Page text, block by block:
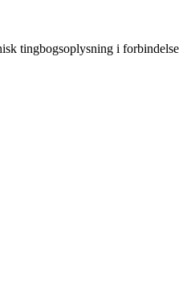
tingbogsoplysning i